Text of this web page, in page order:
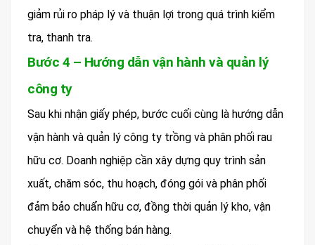
giảm rủi ro pháp lý và thuận lợi trong quá trình kiểm
tra, thanh tra.
Bước 4 – Hướng dẫn vận hành và quản lý
công ty
Sau khi nhận giấy phép, bước cuối cùng là hướng dẫn
vận hành và quản lý công ty trồng và phân phối rau
hữu cơ. Doanh nghiệp cần xây dựng quy trình sản
xuất, chăm sóc, thu hoạch, đóng gói và phân phối
đảm bảo chuẩn hữu cơ, đồng thời quản lý kho, vận
chuyển và hệ thống bán hàng.